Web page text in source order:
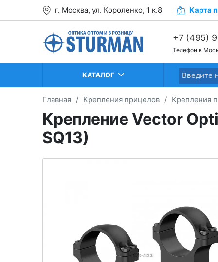
г. Москва, ул. Короленко, 1 к.8 Карта
+7 (495)
+7 (499)
+7 (499)
Телефон в
КАТАЛОГ
Главная / Крепления прицелов / Крепления
Крепление Vector
SQ13)